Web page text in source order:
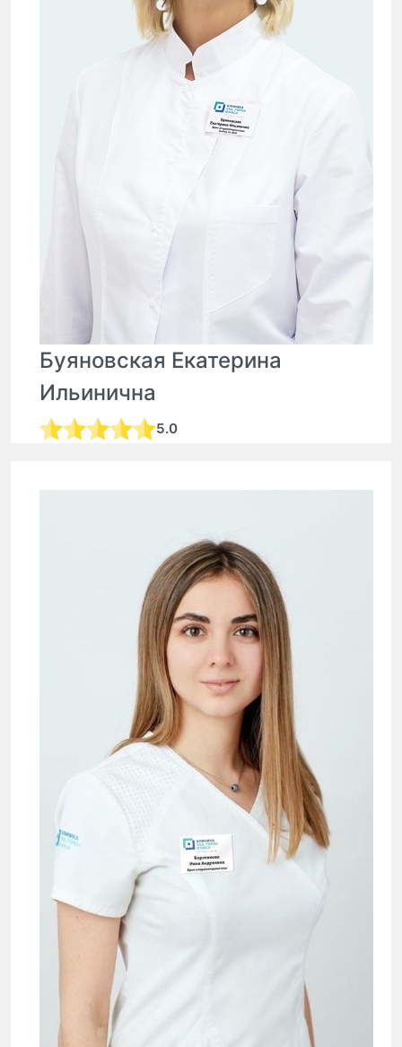
Буяновская Екатерина
Ильинична
5.0
стаж: 28 лет